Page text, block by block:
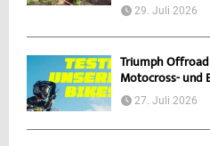
29. Juli 2026
Triumph Offroad
Motocross- und
27. Juli 2026